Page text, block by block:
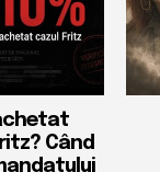
Când